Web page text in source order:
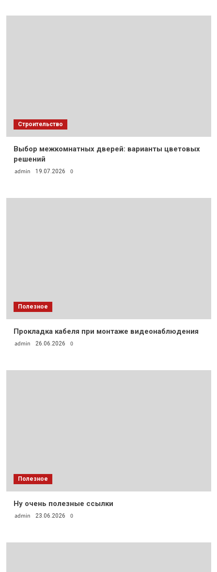
Строительство
Выбор межкомнатных дверей: варианты цветовых
решений
admin 19.07.2026 0
Полезное
Прокладка кабеля при монтаже видеонаблюдения
admin 26.06.2026 0
Полезное
Ну очень полезные ссылки
admin 23.06.2026 0